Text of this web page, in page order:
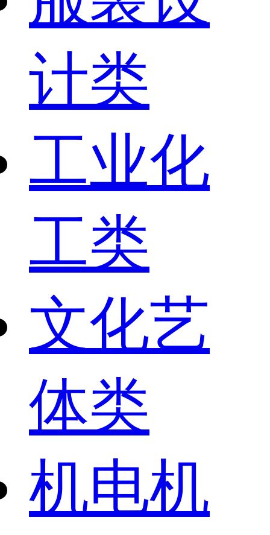
计类
工业化
工类
文化艺
体类
机电机